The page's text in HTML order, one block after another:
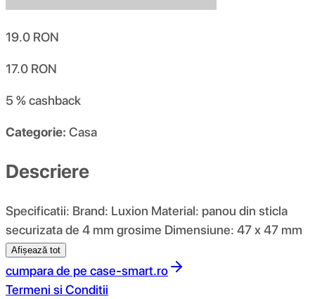
19.0 RON
17.0 RON
5 %cashback
Categorie: Casa
Descriere
Specificatii: Brand: Luxion Material: panou din sticla
securizata de 4 mm grosime Dimensiune: 47 x 47 mm
Afișează tot
cumpara de pe case-smart.ro
Termeni si Conditii